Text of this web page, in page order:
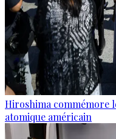
Hiroshima commémore
atomique américain